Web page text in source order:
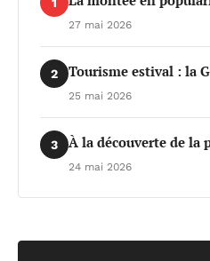
27 mai 2026
2 Tourisme estival : la
25 mai 2026
3 À la découverte de la
24 mai 2026